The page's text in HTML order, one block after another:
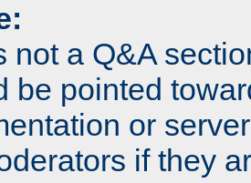
not a Q&A
be pointed
or
if they